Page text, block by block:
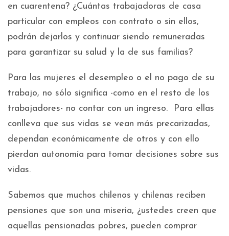
en cuarentena? ¿Cuántas trabajadoras de casa
particular con empleos con contrato o sin ellos,
podrán dejarlos y continuar siendo remuneradas
para garantizar su salud y la de sus familias?
Para las mujeres el desempleo o el no pago de su
trabajo, no sólo significa -como en el resto de los
trabajadores- no contar con un ingreso. Para ellas
conlleva que sus vidas se vean más precarizadas,
dependan económicamente de otros y con ello
pierdan autonomía para tomar decisiones sobre sus
vidas.
Sabemos que muchos chilenos y chilenas reciben
pensiones que son una miseria, ¿ustedes creen que
aquellas pensionadas pobres, pueden comprar